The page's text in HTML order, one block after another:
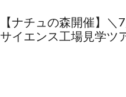
【ナチュの森開催】
サイエンス工場見学ツ